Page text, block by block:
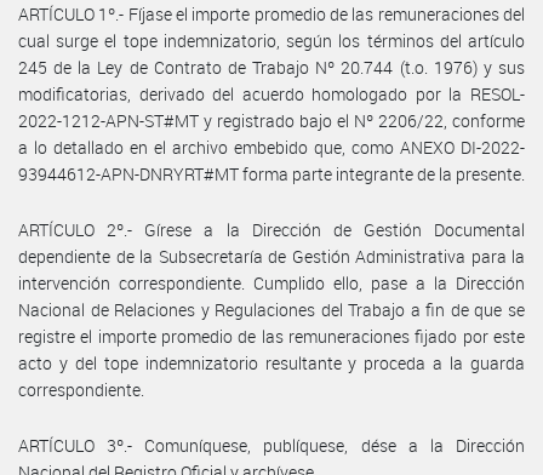
ARTÍCULO 1º.- Fíjase el importe promedio de las remuneraciones del
cual surge el tope indemnizatorio, según los términos del artículo
245 de la Ley de Contrato de Trabajo Nº 20.744 (t.o. 1976) y sus
modificatorias, derivado del acuerdo homologado por la RESOL-
2022-1212-APN-ST#MT y registrado bajo el Nº 2206/22, conforme
a lo detallado en el archivo embebido que, como ANEXO DI-2022-
93944612-APN-DNRYRT#MT forma parte integrante de la presente.
ARTÍCULO 2º.- Gírese a la Dirección de Gestión Documental
dependiente de la Subsecretaría de Gestión Administrativa para la
intervención correspondiente. Cumplido ello, pase a la Dirección
Nacional de Relaciones y Regulaciones del Trabajo a fin de que se
registre el importe promedio de las remuneraciones fijado por este
acto y del tope indemnizatorio resultante y proceda a la guarda
correspondiente.
ARTÍCULO 3º.- Comuníquese, publíquese, dése a la Dirección